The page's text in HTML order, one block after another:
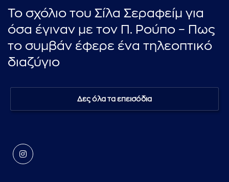
Το σχόλιο του Σίλα Σεραφείμ για
όσα έγιναν με τον Π. Ρούπο – Πως
το συμβάν έφερε ένα τηλεοπτικό
διαζύγιο
Δες όλα τα επεισόδια